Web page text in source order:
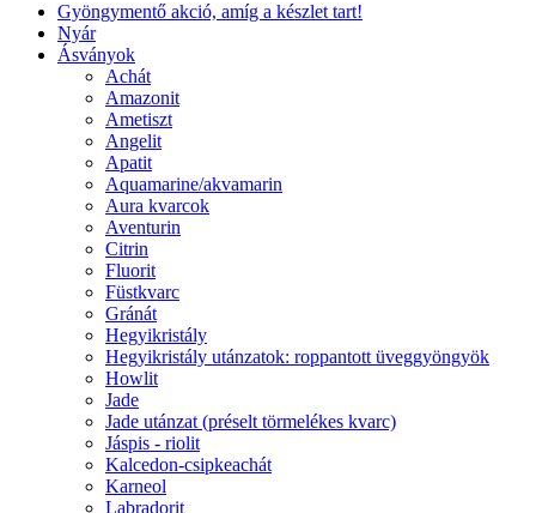
Gyöngymentő akció, amíg a készlet tart!
Nyár
Ásványok
Achát
Amazonit
Ametiszt
Angelit
Apatit
Aquamarine/akvamarin
Aura kvarcok
Aventurin
Citrin
Fluorit
Füstkvarc
Gránát
Hegyikristály
Hegyikristály utánzatok: roppantott üveggyöngyök
Howlit
Jade
Jade utánzat (préselt törmelékes kvarc)
Jáspis - riolit
Kalcedon-csipkeachát
Karneol
Labradorit